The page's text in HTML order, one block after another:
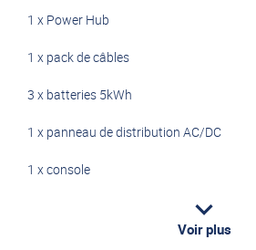
1 x Power Hub
1 x pack de câbles
3 x batteries 5kWh
1 x panneau de distribution AC/DC
1 x console
3 x sangles de montage de batterie
Voir plus